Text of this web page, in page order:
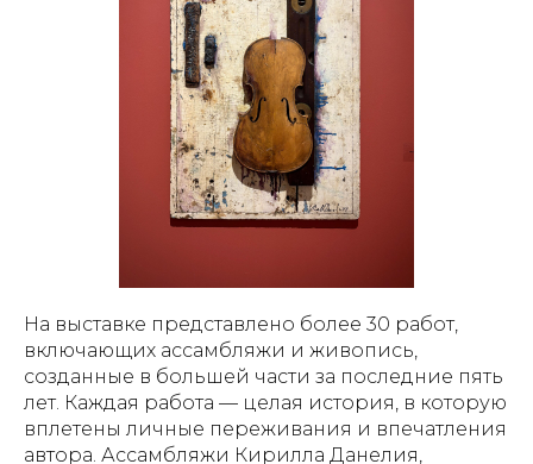
На выставке представлено более 30 работ,
включающих ассамбляжи и живопись,
созданные в большей части за последние пять
лет. Каждая работа — целая история, в которую
вплетены личные переживания и впечатления
автора. Ассамбляжи Кирилла Данелия,